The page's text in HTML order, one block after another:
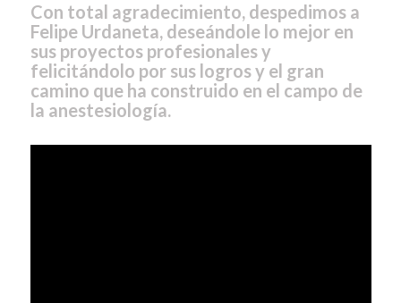
Con total agradecimiento, despedimos a
Felipe Urdaneta, deseándole lo mejor en
sus proyectos profesionales y
felicitándolo por sus logros y el gran
camino que ha construido en el campo de
la anestesiología.